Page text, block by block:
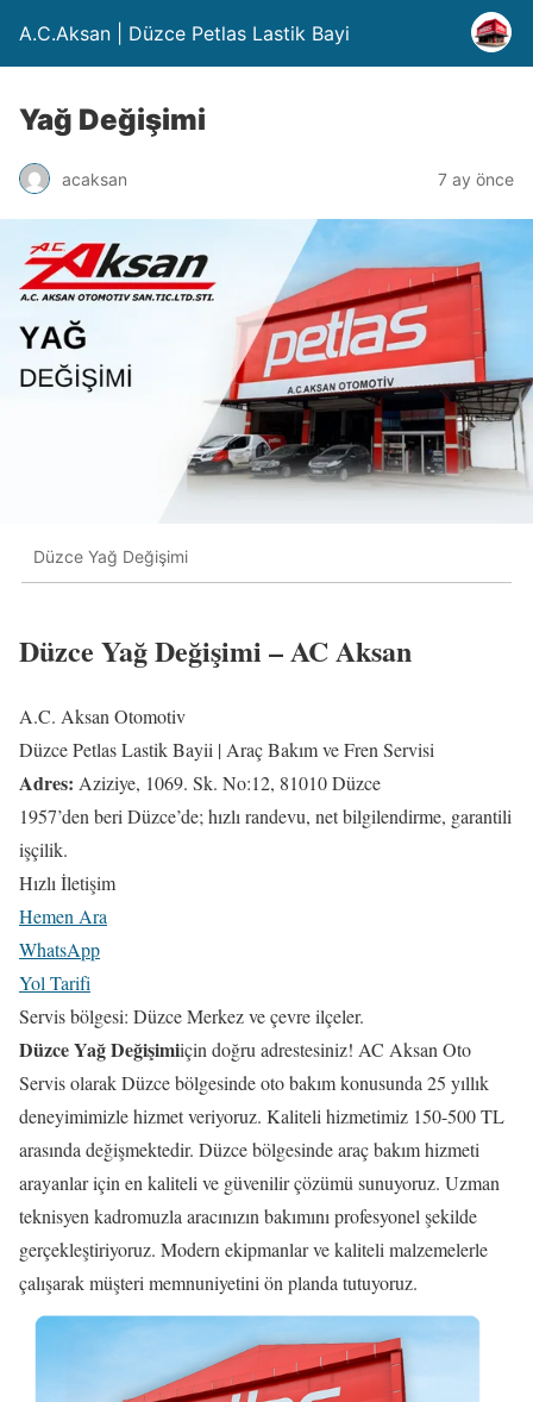
A.C.Aksan | Düzce Petlas Lastik Bayi
Yağ Değişimi
acaksan 7 ay önce
Düzce Yağ Değişimi
Düzce Yağ Değişimi – AC Aksan
A.C. Aksan Otomotiv
Düzce Petlas Lastik Bayii | Araç Bakım ve Fren Servisi
Adres: Aziziye, 1069. Sk. No:12, 81010 Düzce
1957’den beri Düzce’de; hızlı randevu, net bilgilendirme, garantili
işçilik.
Hızlı İletişim
Hemen Ara
WhatsApp
Yol Tarifi
Servis bölgesi: Düzce Merkez ve çevre ilçeler.
Düzce Yağ Değişimiiçin doğru adrestesiniz! AC Aksan Oto
Servis olarak Düzce bölgesinde oto bakım konusunda 25 yıllık
deneyimimizle hizmet veriyoruz. Kaliteli hizmetimiz 150-500 TL
arasında değişmektedir. Düzce bölgesinde araç bakım hizmeti
arayanlar için en kaliteli ve güvenilir çözümü sunuyoruz. Uzman
teknisyen kadromuzla aracınızın bakımını profesyonel şekilde
gerçekleştiriyoruz. Modern ekipmanlar ve kaliteli malzemelerle
çalışarak müşteri memnuniyetini ön planda tutuyoruz.